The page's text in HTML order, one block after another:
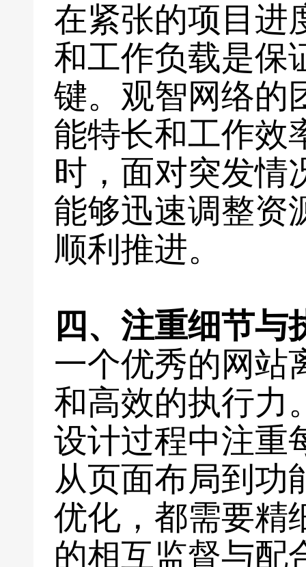
在紧张的项目进
和工作负载是保
键。观智网络的
能特长和工作效
时，面对突发情
能够迅速调整资
顺利推进。
四、注重细节与
一个优秀的网站
和高效的执行力
设计过程中注重
从页面布局到功
优化，都需要精
的相互监督与配